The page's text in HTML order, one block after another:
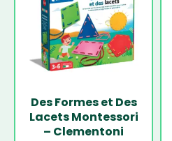
Des Formes et Des
Lacets Montessori
– Clementoni